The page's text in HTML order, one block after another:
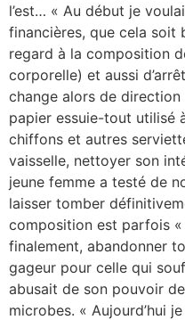
l’est… « Au début je
financières, que cela soit
regard à la composition
corporelle) et aussi
change alors de
papier essuie-tout utilisé
chiffons et autres
vaisselle, nettoyer son
jeune femme a testé de
laisser tomber
composition est parfois «
finalement, abandonner
gageur pour celle qui
abusait de son pouvoir
microbes. « Aujourd’hui